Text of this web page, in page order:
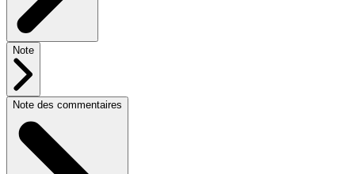
Note
Note des commentaires